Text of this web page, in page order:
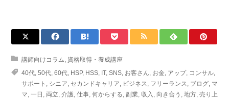
講師向けコラム, 資格取得・養成講座
40代, 50代, 60代, HSP, HSS, IT, SNS, お客さん, お金, アップ, コンサル,
サポート , シニア, セカンドキャリア, ビジネス, フリーランス, ブログ, マ
マ, 一日 , 両立, 介護, 仕事, 何からする, 副業, 収入 , 向き合う , 地方, 売り上